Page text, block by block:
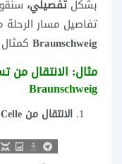
بشكل تفصيلي،
تفاصيل مسار
Braunschweig
Braunschweig
الانتقال من Celle إلى محطة lehrte